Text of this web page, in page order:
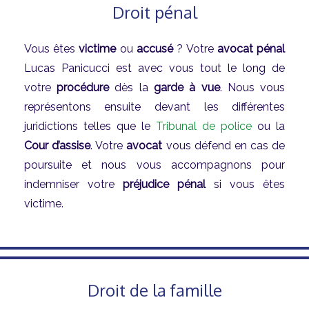
Droit pénal
Vous êtesvictimeouaccusé? Votre avocat pénal
Lucas Panicucci est avec vous tout le long de
votreprocéduredès lagarde à vue. Nous vous
représentons ensuite devant les différentes
juridictions telles que le Tribunal de police ou la
Cour d’assise. Votreavocat vous défend en cas de
poursuite et nous vous accompagnons pour
indemniser votre préjudice pénalsi vous êtes
victime.
Droit de la famille